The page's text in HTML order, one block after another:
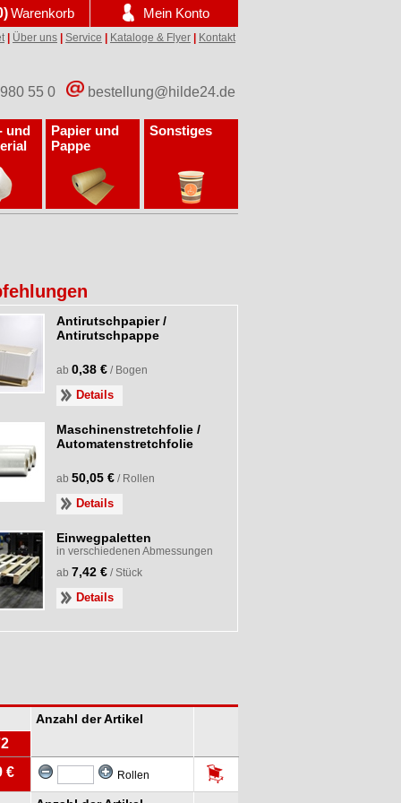
Über uns Service Kataloge & Flyer Kontakt
980 55 0 bestellung@hilde24.de
Warenkorb Mein Konto
und
Papier und
Pappe
Sonstiges
Antirutschpapier /
Antirutschpappe
ab 0,38 € / Bogen
Details
Maschinenstretchfolie /
Automatenstretchfolie
ab 50,05 € / Rollen
Details
Einwegpaletten
in verschiedenen Abmessungen
ab 7,42 € / Stück
Details
Anzahl der Artikel
€ Rollen